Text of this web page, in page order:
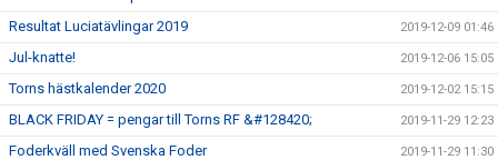
Resultat Luciatävlingar 2019 2019-12-09 01:46
Jul-knatte! 2019-12-06 15:05
Torns hästkalender 2020 2019-12-02 15:15
BLACK FRIDAY = pengar till Torns RF &#128420; 2019-11-29 12:23
Foderkväll med Svenska Foder 2019-11-29 11:30